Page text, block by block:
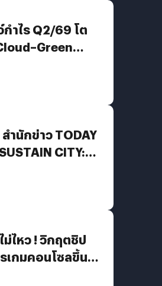
กำไร Q2/69 โต
ครื่อง New
ำนักข่าว TODAY
CITY:
สู่เศรษฐกิจสี
ม่ไหว ! วิกฤตชิป
เกมคอนโซลขึ้น